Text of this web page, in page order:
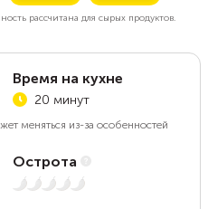
рассчитана для сырых продуктов.
Время на кухне
20 минут
меняться из-за особенностей
Острота
Нет остроты